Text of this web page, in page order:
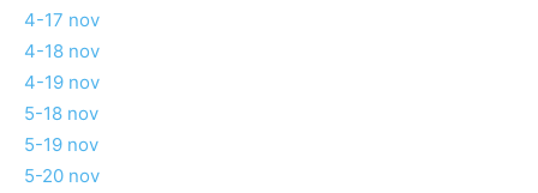
4-17 nov
4-18 nov
4-19 nov
5-18 nov
5-19 nov
5-20 nov